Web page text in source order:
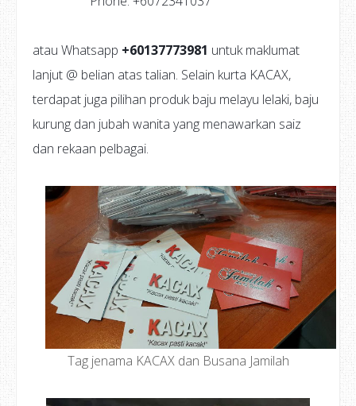
atau Whatsapp +60137773981 untuk maklumat
lanjut @ belian atas talian. Selain kurta KACAX,
terdapat juga pilihan produk baju melayu lelaki, baju
kurung dan jubah wanita yang menawarkan saiz
dan rekaan pelbagai.
Tag jenama KACAX dan Busana Jamilah